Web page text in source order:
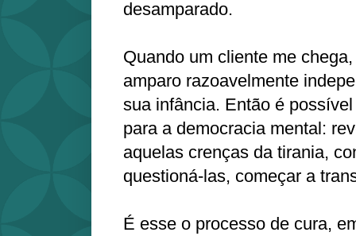
desamparado.
Quando um cliente me
amparo razoavelmente
sua infância. Então é
para a democracia mental:
aquelas crenças da tirania,
questioná-las, começar a
É esse o processo de cura,